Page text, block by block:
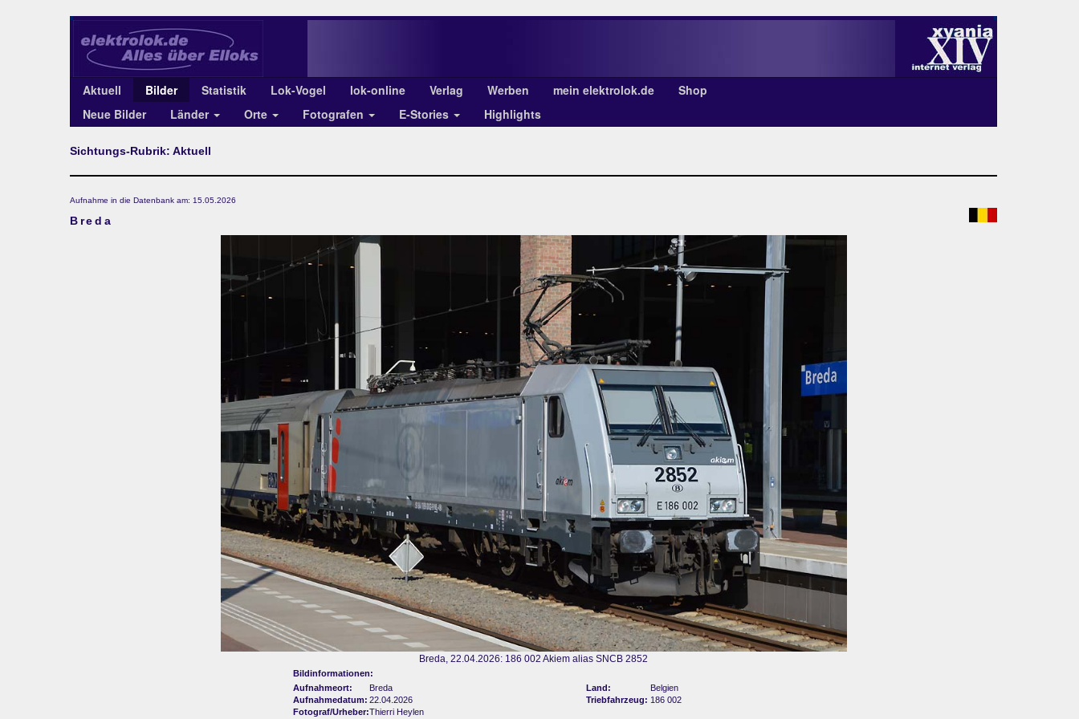
Aktuell Bilder Statistik Lok-Vogel lok-online Verlag Werben mein elektrolok.de
Shop
Neue Bilder
Länder Orte Fotografen E-Stories Highlights
Sichtungs-Rubrik: Aktuell
Aufnahme in die Datenbank am: 15.05.2026
Breda
Breda, 22.04.2026: 186 002 Akiem alias SNCB 2852
Bildinformationen:
Aufnahmeort:
Breda Land:
Belgien
Aufnahmedatum: 22.04.2026 Triebfahrzeug: 186 002
Fotograf/Urheber:Thierri Heylen